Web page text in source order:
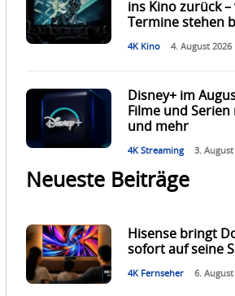
ins Kino zurück
Termine stehen
4K Kino 4. August 2026
Disney+ im
Filme und Serien
und mehr
4K Streaming 3. August
Neueste Beiträge
Hisense bringt
sofort auf seine
4K Fernseher 6. August